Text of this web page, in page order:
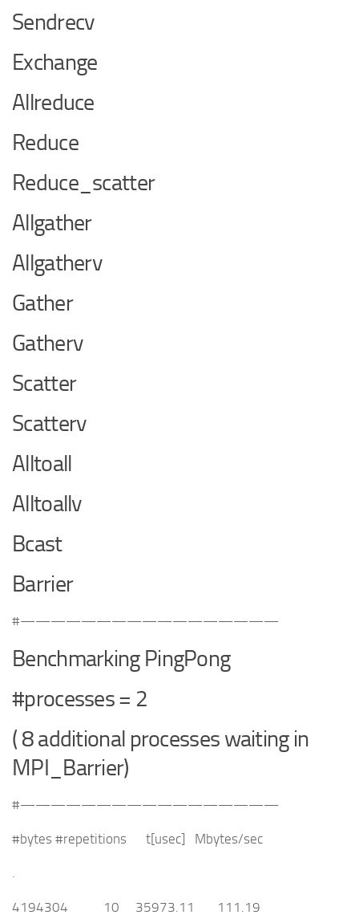
Sendrecv
Exchange
Allreduce
Reduce
Reduce_scatter
Allgather
Allgatherv
Gather
Gatherv
Scatter
Scatterv
Alltoall
Alltoallv
Bcast
Barrier
#—————————————————
Benchmarking PingPong
#processes = 2
( 8 additional processes waiting in
MPI_Barrier)
#—————————————————
#bytes #repetitions t[usec] Mbytes/sec
.
4194304 10 35973.11 111.19